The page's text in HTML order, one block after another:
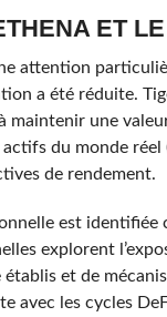
ET
attention
a été réduite.
maintenir une
du monde
de rendement.
est
explorent
établis et de
avec les cycles